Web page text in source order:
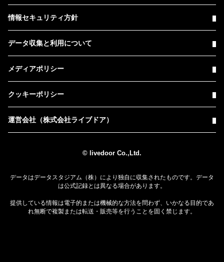
情報セキュリティ方針
データ収集と利用について
メディアポリシー
クッキーポリシー
運営会社（株式会社ライブドア）
© livedoor Co.,Ltd.
データはデータスタジアム（株）により独自に収集されたものです。データ
は公式記録とは異なる場合があります。
提供している情報は電子的または機械的な方法を問わず、いかなる目的であ
れ無断で複製または転送・販売等を行うことを固く禁じます。